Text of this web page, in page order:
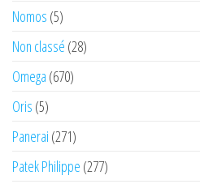
Nomos (5)
Non classé (28)
Omega (670)
Oris (5)
Panerai (271)
Patek Philippe (277)